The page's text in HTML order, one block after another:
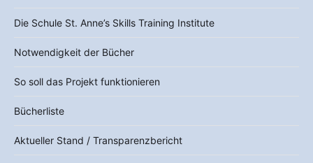
Die Schule St. Anne’s Skills Training Institute
Notwendigkeit der Bücher
So soll das Projekt funktionieren
Bücherliste
Aktueller Stand / Transparenzbericht